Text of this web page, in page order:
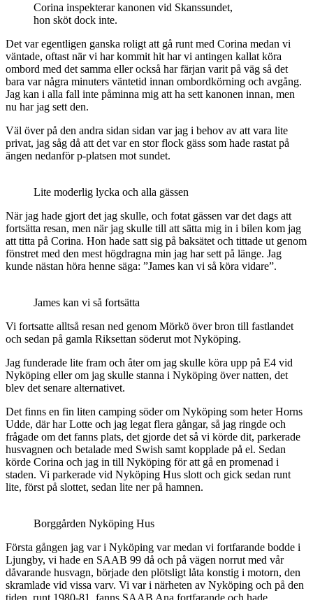
Corina inspekterar kanonen vid Skanssundet,
hon sköt dock inte.
Det var egentligen ganska roligt att gå runt med Corina medan vi
väntade, oftast när vi har kommit hit har vi antingen kallat köra
ombord med det samma eller också har färjan varit på väg så det
bara var några minuters väntetid innan ombordkörning och avgång.
Jag kan i alla fall inte påminna mig att ha sett kanonen innan, men
nu har jag sett den.
Väl över på den andra sidan sidan var jag i behov av att vara lite
privat, jag såg då att det var en stor flock gäss som hade rastat på
ängen nedanför p-platsen mot sundet.
Lite moderlig lycka och alla gässen
När jag hade gjort det jag skulle, och fotat gässen var det dags att
fortsätta resan, men när jag skulle till att sätta mig in i bilen kom jag
att titta på Corina. Hon hade satt sig på baksätet och tittade ut genom
fönstret med den mest högdragna min jag har sett på länge. Jag
kunde nästan höra henne säga: ”James kan vi så köra vidare”.
James kan vi så fortsätta
Vi fortsatte alltså resan ned genom Mörkö över bron till fastlandet
och sedan på gamla Riksettan söderut mot Nyköping.
Jag funderade lite fram och åter om jag skulle köra upp på E4 vid
Nyköping eller om jag skulle stanna i Nyköping över natten, det
blev det senare alternativet.
Det finns en fin liten camping söder om Nyköping som heter Horns
Udde, där har Lotte och jag legat flera gångar, så jag ringde och
frågade om det fanns plats, det gjorde det så vi körde dit, parkerade
husvagnen och betalade med Swish samt kopplade på el. Sedan
körde Corina och jag in till Nyköping för att gå en promenad i
staden. Vi parkerade vid Nyköping Hus slott och gick sedan runt
lite, först på slottet, sedan lite ner på hamnen.
Borggården Nyköping Hus
Första gången jag var i Nyköping var medan vi fortfarande bodde i
Ljungby, vi hade en SAAB 99 då och på vägen norrut med vår
dåvarande husvagn, började den plötsligt låta konstig i motorn, den
skramlade vid vissa varv. Vi var i närheten av Nyköping och på den
tiden, runt 1980-81, fanns SAAB Ana fortfarande och hade